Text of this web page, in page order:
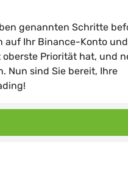
genannten Schritte
auf Ihr Binance-Konto und
Priorität hat, und
Nun sind Sie bereit, Ihre